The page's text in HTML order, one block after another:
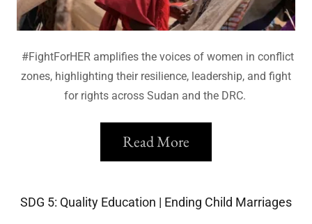
#FightForHER amplifies the voices of women in conflict
zones, highlighting their resilience, leadership, and fight
for rights across Sudan and the DRC.
Read More
SDG 5: Quality Education | Ending Child Marriages